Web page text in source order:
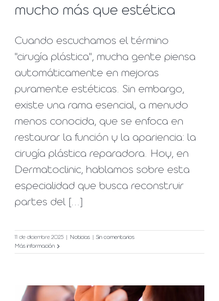
mucho más que estética
Cuando escuchamos el término
"cirugía plástica", mucha gente piensa
automáticamente en mejoras
puramente estéticas. Sin embargo,
existe una rama esencial, a menudo
menos conocida, que se enfoca en
restaurar la función y la apariencia: la
cirugía plástica reparadora. Hoy, en
Dermatoclinic, hablamos sobre esta
especialidad que busca reconstruir
partes del [...]
11 de diciembre 2025 Noticias
Sin comentarios
Más información